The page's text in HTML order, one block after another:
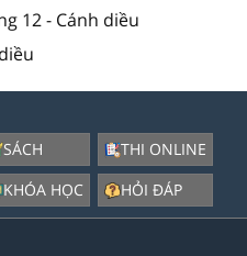
12 - Cánh diều
SÁCH
KHÓA HỌC
THI ONLINE
HỎI ĐÁP